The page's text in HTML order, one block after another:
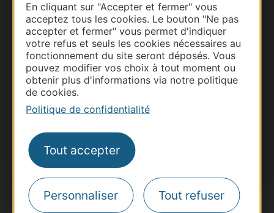
En cliquant sur "Accepter et fermer" vous
acceptez tous les cookies. Le bouton "Ne pas
accepter et fermer" vous permet d'indiquer
votre refus et seuls les cookies nécessaires au
fonctionnement du site seront déposés. Vous
pouvez modifier vos choix à tout moment ou
obtenir plus d'informations via notre politique
de cookies.
Politique de confidentialité
Tout accepter
Personnaliser Tout refuser
Thermalisme
Pros d'Occitanie
Site presse et d'influence
Voyagistes
Destination Sport